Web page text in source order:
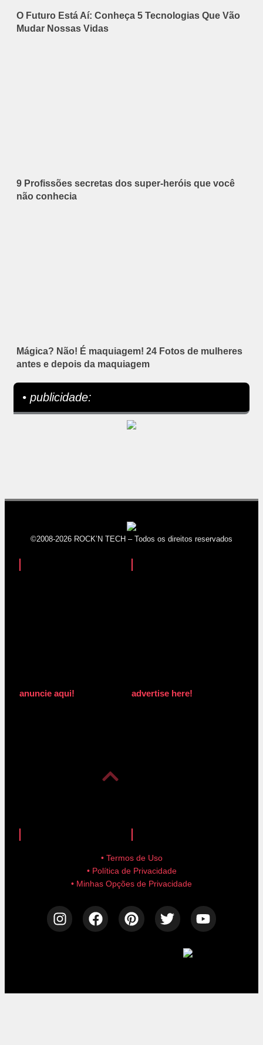
O Futuro Está Aí: Conheça 5 Tecnologias Que Vão
Mudar Nossas Vidas
9 Profissões secretas dos super-heróis que você
não conhecia
Mágica? Não! É maquiagem! 24 Fotos de mulheres
antes e depois da maquiagem
• publicidade:
©2008-2026 ROCK’N TECH – Todos os direitos reservados
anuncie aqui! advertise here!
• Termos de Uso
• Política de Privacidade
• Minhas Opções de Privacidade